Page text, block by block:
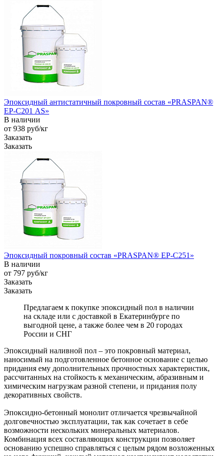
Эпоксидный антистатичный покровный состав «PRASPAN®
EP-С201 AS»
В наличии
от 938 руб/кг
Заказать
Заказать
Эпоксидный покровный состав «PRASPAN® EP-C251»
В наличии
от 797 руб/кг
Заказать
Заказать
Предлагаем к покупке эпоксидный пол в наличии
на складе или с доставкой в Екатеринбурге по
выгодной цене, а также более чем в 20 городах
России и СНГ
Эпоксидный наливной пол – это покровный материал,
наносимый на подготовленное бетонное основание с целью
придания ему дополнительных прочностных характеристик,
рассчитанных на стойкость к механическим, абразивным и
химическим нагрузкам разной степени, и придания полу
декоративных свойств.
Эпоксидно-бетонный монолит отличается чрезвычайной
долговечностью эксплуатации, так как сочетает в себе
возможности нескольких минеральных материалов.
Комбинация всех составляющих конструкции позволяет
основанию успешно справляться с целым рядом возложенных